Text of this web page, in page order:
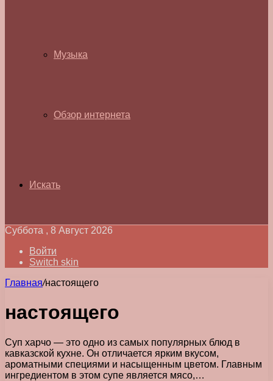
Музыка
Обзор интернета
Искать
Суббота , 8 Август 2026
Войти
Switch skin
Главная/настоящего
настоящего
Суп харчо — это одно из самых популярных блюд в
кавказской кухне. Он отличается ярким вкусом,
ароматными специями и насыщенным цветом. Главным
ингредиентом в этом супе является мясо,…